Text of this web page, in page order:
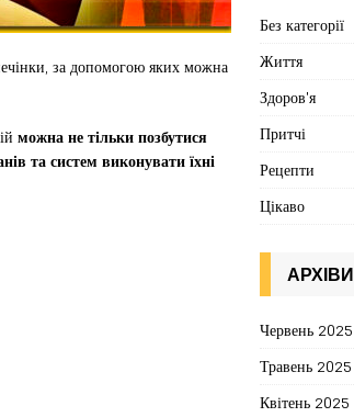
за допомогою яких можна
можна не тільки позбутися
та систем виконувати їхні
Без категорії
Життя
Здоров'я
Притчі
Рецепти
Цікаво
АРХІВИ
Червень 2025
Травень 2025
Квітень 2025